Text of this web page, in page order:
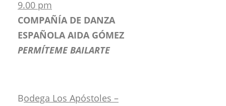
9.00 pm
COMPAÑÍA DE DANZA
ESPAÑOLA AIDA GÓMEZ
PERMÍTEME BAILARTE
Bodega Los Apóstoles –